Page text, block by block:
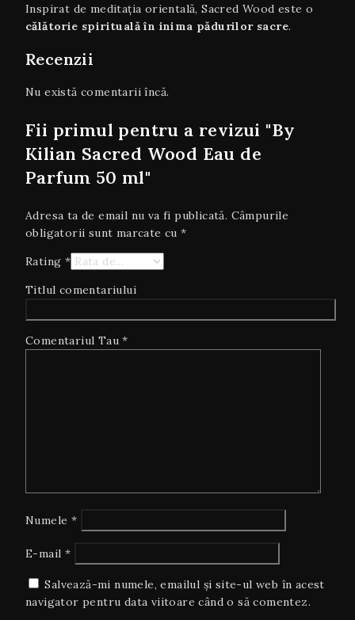
Inspirat de meditația orientală, Sacred Wood este o
călătorie spirituală în inima pădurilor sacre.
Recenzii
Nu există comentarii încă.
Fii primul pentru a revizui "By
Kilian Sacred Wood Eau de
Parfum 50 ml"
Adresa ta de email nu va fi publicată. Câmpurile
obligatorii sunt marcate cu*
Rating *
Titlul comentariului
Comentariul Tau*
Numele *
E-mail *
Salvează-mi numele, emailul și site-ul web în acest
navigator pentru data viitoare când o să comentez.